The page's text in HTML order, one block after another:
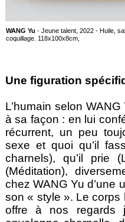
WANG Yu - Jeune talent, 2022 - Huile,
coquillage. 118x100x8cm,
Une figuration
L’humain selon
à sa façon : en lui
récurrent, un peu
sexe et quoi qu’il
charnels), qu’il prie
(Méditation),
chez WANG Yu d’une
son « style ». Le corps
offre à nos regards